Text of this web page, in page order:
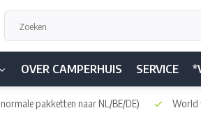
OVER CAMPERHUIS SERVICE
pakketten naar NL/BE/DE) World